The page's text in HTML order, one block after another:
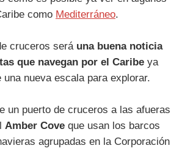
como Mediterráneo.
cruceros será una buena noticia
que navegan por el Caribe ya
una nueva escala para explorar.
un puerto de cruceros a las afueras
Amber Cove que usan los barcos
agrupadas en la Corporación